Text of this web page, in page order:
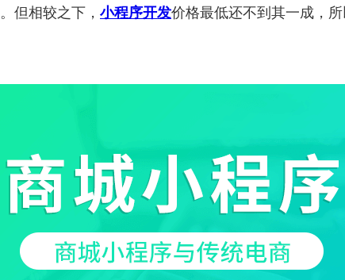
但相较之下， 小程序开发价格最低还不到其一成，